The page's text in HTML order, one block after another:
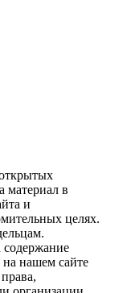
материал в
и
целях.
содержание
нашем сайте